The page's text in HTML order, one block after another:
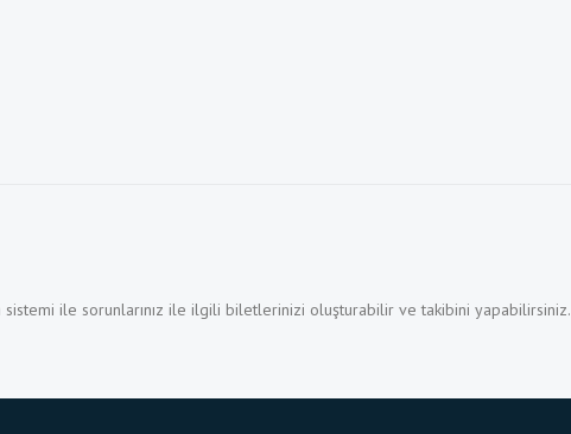
sistemi ile sorunlarınız ile ilgili biletlerinizi oluşturabilir ve takibini yapabilirsiniz.